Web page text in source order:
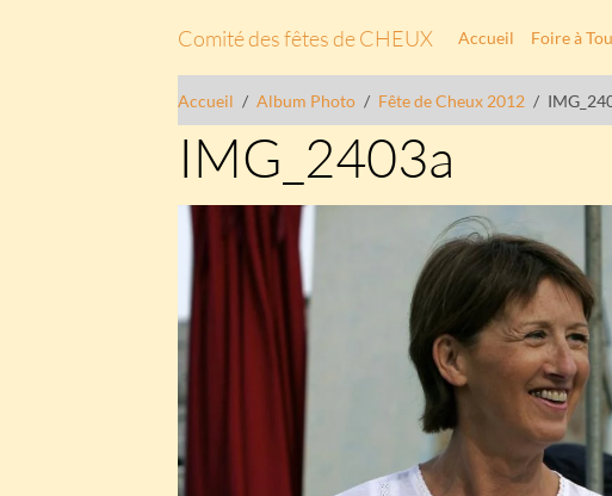
Comité des fêtes de CHEUX Accueil Foire à
Accueil Album Photo Fête de Cheux 2012
IMG_2403a